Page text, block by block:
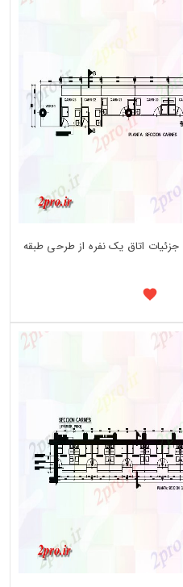
جزئیات اتاق یک نفره از طرحی طبقه